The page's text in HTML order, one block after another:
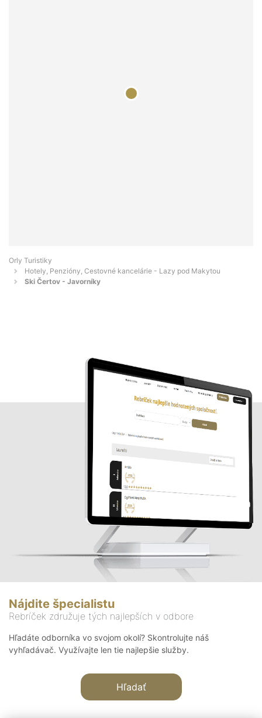
Orly Turistiky
Hotely, Penzióny, Cestovné kancelárie - Lazy pod Makytou
Ski Čertov - Javorníky
Nájdite špecialistu
Rebríček združuje tých najlepších v odbore
Hľadáte odborníka vo svojom okolí? Skontrolujte náš
vyhľadávač. Využívajte len tie najlepšie služby.
Hľadať